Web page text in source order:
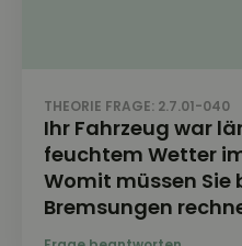
THEORIE FRAGE: 2.7.01-040
Ihr Fahrzeug war
feuchtem Wetter
Womit müssen Sie
Bremsungen